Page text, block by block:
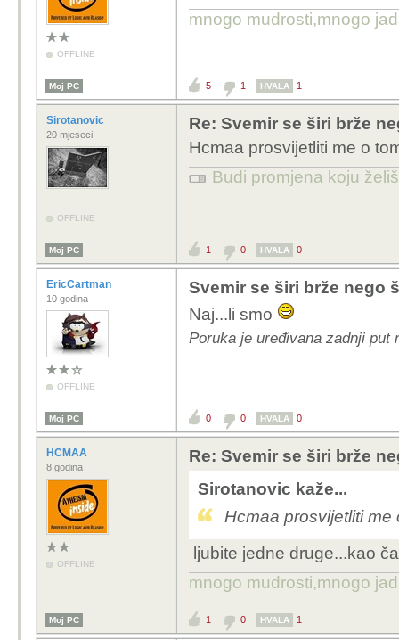
OFFLINE
mnogo mudrosti,mnogo
Moj PC 5 1 HVALA 1
Sirotanovic
20 mjeseci
OFFLINE
Re: Svemir se širi brže
Hcmaa prosvijetliti me o
Budi promjena koju
Moj PC 1 0 HVALA 0
EricCartman
10 godina
OFFLINE
Svemir se širi brže nego
Naj...li smo
Poruka je uređivana zadnji put
Moj PC 0 0 HVALA 0
HCMAA
8 godina
OFFLINE
Re: Svemir se širi brže
Sirotanovic kaže...
Hcmaa prosvijetliti me
ljubite jedne druge...kao
mnogo mudrosti,mnogo
Moj PC 1 0 HVALA 1